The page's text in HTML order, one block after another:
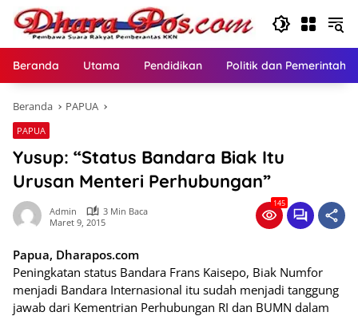
Langsung
konten
Beranda Utama Pendidikan Politik dan
Beranda PAPUA
PAPUA
Yusup: “Status Bandara Biak Itu
Urusan Menteri Perhubungan”
Admin
3 Min Baca
Maret 9, 2015
145
Papua, Dharapos.com
Peningkatan status Bandara Frans Kaisepo, Biak Numfor
menjadi Bandara Internasional itu sudah menjadi tanggung
jawab dari Kementrian Perhubungan RI dan BUMN dalam